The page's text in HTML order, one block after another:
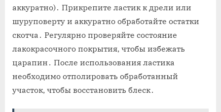
аккуратно)․ Прикрепите ластик к дрели или
шуруповерту и аккуратно обработайте остатки
скотча․ Регулярно проверяйте состояние
лакокрасочного покрытия‚ чтобы избежать
царапин․ После использования ластика
необходимо отполировать обработанный
участок‚ чтобы восстановить блеск․